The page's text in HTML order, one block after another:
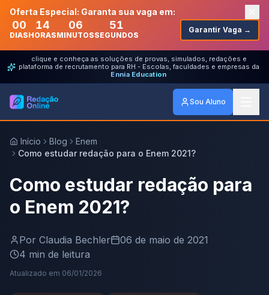
Oferta Especial: Garanta sua vaga em:
00
DIAS
14
HORAS
06
MINUTOS
51
SEGUNDOS
Garantir Vaga →
clique e conheça as soluções de provas, simulados, redações e
plataforma de recrutamento para RH - Escolas, faculdades e empresas da
Ennia Education
Sou Aluno
Início Blog
Enem
Como estudar redação para o Enem 2021?
Como estudar redação para
o Enem 2021?
Por Claudia Bechler
06 de maio de 2021
4 min de leitura
Atualizado em 06/01/2026